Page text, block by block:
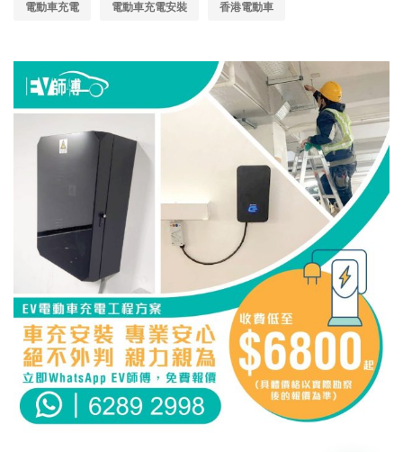
電動車充電 電動車充電安裝 香港電動車